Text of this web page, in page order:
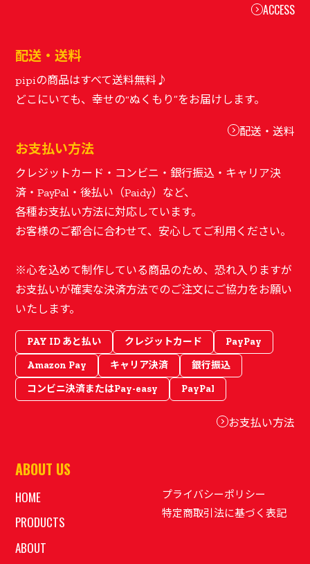
ACCESS
配送・送料
pipiの商品はすべて送料無料♪
配送・送料
お支払い方法
クレジットカード・コンビニ・銀行振込・キャリア決
済・PayPal・後払い（Paidy）など、
各種お支払い方法に対応しています。
お客様のご都合に合わせて、安心してご利用ください。
※心を込めて制作している商品のため、恐れ入りますが
お支払いが確実な決済方法でのご注文にご協力をお願い
いたします。
PAY ID あと払い クレジットカード
PayPay
Amazon Pay
キャリア決済
銀行振込
コンビニ決済またはPay-easy
PayPal
お支払い方法
ABOUT US
HOME
PRODUCTS
ABOUT
プライバシーポリシー
特定商取引法に基づく表記